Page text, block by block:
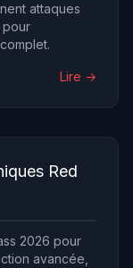
attaques
pour
Lire →
Red
2026 pour
avancée,